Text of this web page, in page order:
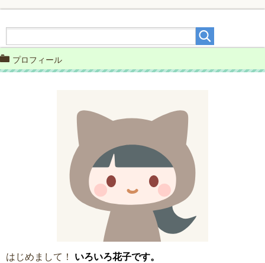
プロフィール
はじめまして！ いろいろ花子です。